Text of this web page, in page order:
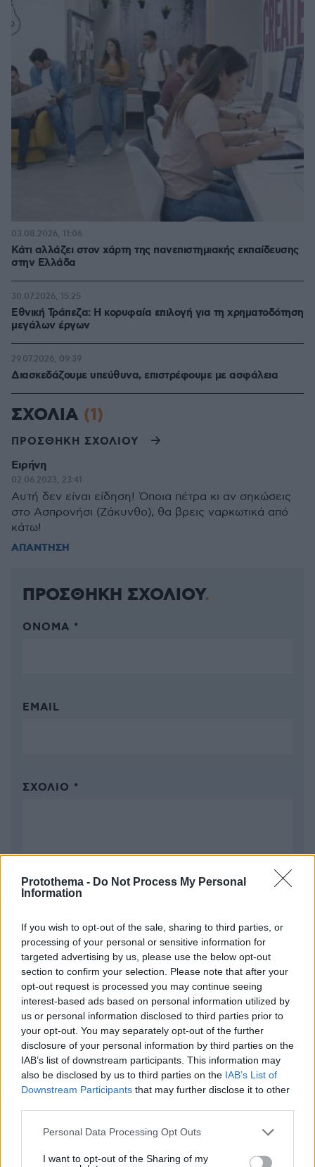
Protothema - Do Not Process My Personal
Information
If you wish to opt-out of the sale, sharing to third parties, or
processing of your personal or sensitive information for
targeted advertising by us, please use the below opt-out
section to confirm your selection. Please note that after your
opt-out request is processed you may continue seeing
interest-based ads based on personal information utilized by
us or personal information disclosed to third parties prior to
your opt-out. You may separately opt-out of the further
disclosure of your personal information by third parties on the
IAB’s list of downstream participants. This information may
also be disclosed by us to third parties on the IAB’s List of
Downstream Participants that may further disclose it to other
Please note that this website/app uses one or more Google
not limited to your visit or usage behaviour. You may click to
Personal Data Processing Opt Outs
I want to opt-out of the Sharing of my
Κάτι αλλάζει στον χάρτη της πανεπιστημιακής εκπαίδευσης
στην Ελλάδα
03.08.2026, 11:06
Εθνική Τράπεζα: Η κορυφαία επιλογή για τη χρηματοδότηση
μεγάλων έργων
30.07.2026, 15:25
Διασκεδάζουμε υπεύθυνα, επιστρέφουμε με ασφάλεια
29.07.2026, 09:39
ΣΧΟΛΙΑ (1)
ΠΡΟΣΘΗΚΗ ΣΧΟΛΙΟΥ
Ειρήνη
02.06.2023, 23:41
Αυτή δεν είναι είδηση! Όποια πέτρα κι αν σηκώσεις
στο Ασπρονήσι (Ζάκυνθο), θα βρεις ναρκωτικά από
κάτω!
ΑΠΑΝΤΗΣΗ
ΠΡΟΣΘΗΚΗ ΣΧΟΛΙΟΥ
ΌΝΟΜΑ *
EMAIL
ΣΧΌΛΙΟ *
Απομένουν χαρακτήρες
* Υποχρεωτικά πεδία
ΡΟΗ ΕΙΔΗΣΕΩΝ
Ειδήσεις Δημοφιλή Σχολιασμένα
πριν 10 λεπτά